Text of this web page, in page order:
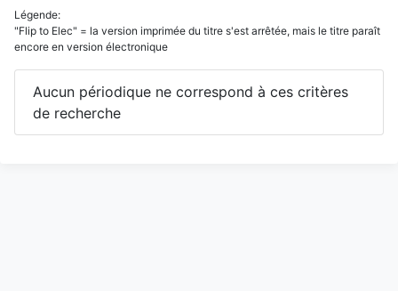
Légende:
"Flip to Elec" = la version imprimée du titre s'est arrêtée, mais le titre paraît
encore en version électronique
Aucun périodique ne correspond à ces critères
de recherche